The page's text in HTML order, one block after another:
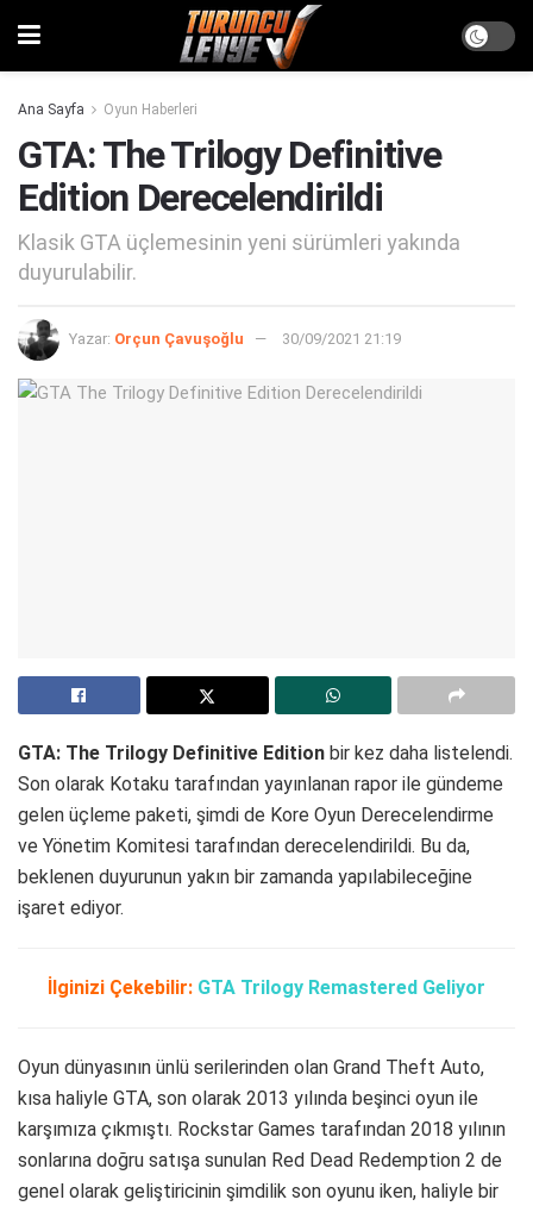
Ana Sayfa Oyun Haberleri
GTA: The Trilogy Definitive
Edition Derecelendirildi
Klasik GTA üçlemesinin yeni sürümleri yakında
duyurulabilir.
Yazar: Orçun Çavuşoğlu 30/09/2021 21:19
GTA: The Trilogy Definitive Edition bir kez daha listelendi.
Son olarak Kotaku tarafından yayınlanan rapor ile gündeme
gelen üçleme paketi, şimdi de Kore Oyun Derecelendirme
ve Yönetim Komitesi tarafından derecelendirildi. Bu da,
beklenen duyurunun yakın bir zamanda yapılabileceğine
işaret ediyor.
İlginizi Çekebilir: GTA Trilogy Remastered Geliyor
Oyun dünyasının ünlü serilerinden olan Grand Theft Auto,
kısa haliyle GTA, son olarak 2013 yılında beşinci oyun ile
karşımıza çıkmıştı. Rockstar Games tarafından 2018 yılının
sonlarına doğru satışa sunulan Red Dead Redemption 2 de
genel olarak geliştiricinin şimdilik son oyunu iken, haliyle bir